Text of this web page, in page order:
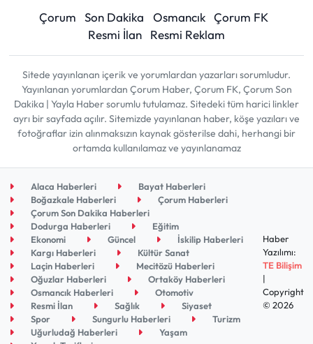
Çorum Son Dakika Osmancık Çorum FK
Resmi İlan
Resmi Reklam
Sitede yayınlanan içerik ve yorumlardan yazarları sorumludur.
Yayınlanan yorumlardan Çorum Haber, Çorum FK, Çorum Son
Dakika | Yayla Haber sorumlu tutulamaz. Sitedeki tüm harici linkler
ayrı bir sayfada açılır. Sitemizde yayınlanan haber, köşe yazıları ve
fotoğraflar izin alınmaksızın kaynak gösterilse dahi, herhangi bir
ortamda kullanılamaz ve yayınlanamaz
Alaca Haberleri
Bayat Haberleri
Boğazkale Haberleri
Çorum Haberleri
Çorum Son Dakika Haberleri
Dodurga Haberleri
Eğitim
Ekonomi
Güncel
İskilip Haberleri
Kargı Haberleri
Kültür Sanat
Laçin Haberleri
Mecitözü Haberleri
Oğuzlar Haberleri
Ortaköy Haberleri
Osmancık Haberleri
Otomotiv
Resmi İlan
Sağlık
Siyaset
Spor
Sungurlu Haberleri
Turizm
Uğurludağ Haberleri
Yaşam
Haber
Yazılımı:
TE Bilişim
|
Copyright
© 2026